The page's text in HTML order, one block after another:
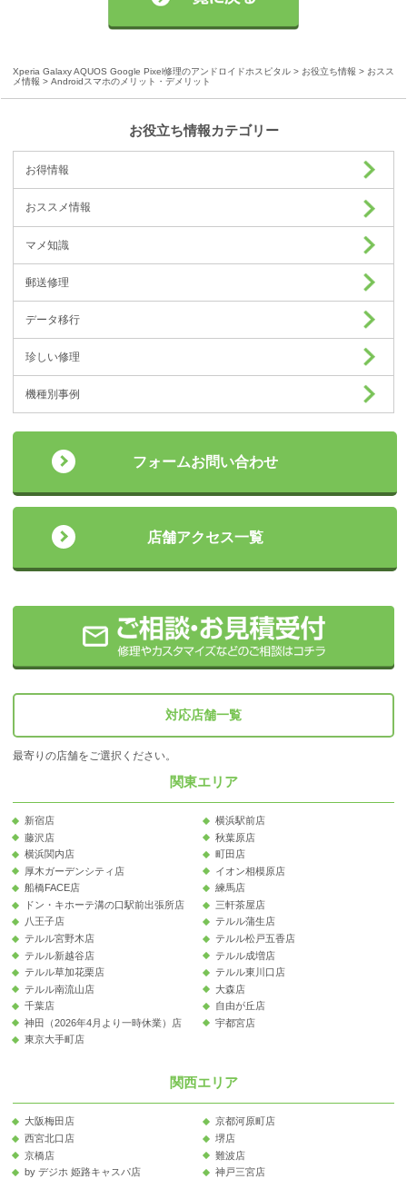
Xperia Galaxy AQUOS Google Pixel修理のアンドロイドホスピタル > お役立ち情報 > おスス
メ情報 > Androidスマホのメリット・デメリット
お役立ち情報カテゴリー
お得情報
おススメ情報
マメ知識
郵送修理
データ移行
珍しい修理
機種別事例
フォームお問い合わせ
店舗アクセス一覧
対応店舗一覧
最寄りの店舗をご選択ください。
関東エリア
新宿店
横浜駅前店
藤沢店
秋葉原店
横浜関内店
町田店
厚木ガーデンシティ店
イオン相模原店
船橋FACE店
練馬店
ドン・キホーテ溝の口駅前出張所店
三軒茶屋店
八王子店
テルル蒲生店
テルル宮野木店
テルル松戸五香店
テルル新越谷店
テルル成増店
テルル草加花栗店
テルル東川口店
テルル南流山店
大森店
千葉店
自由が丘店
神田（2026年4月より一時休業）店
宇都宮店
東京大手町店
関西エリア
大阪梅田店
京都河原町店
西宮北口店
堺店
京橋店
難波店
by デジホ 姫路キャスパ店
神戸三宮店